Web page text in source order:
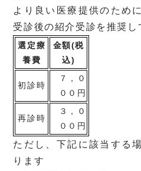
より良い医療提供のため
受診後の紹介受診を推奨し
選定療
養費
金額(税
込)
初診時
７，０
００円
再診時
３，０
００円
ただし、下記に該当する
ります